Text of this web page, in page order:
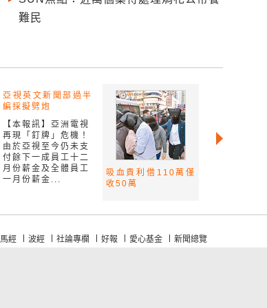
難民
亞視英文新聞部過半
編採擬劈炮
【本報訊】亞洲電視
再現「釘牌」危機！
由於亞視至今仍未支
付餘下一成員工十二
月份薪金及全體員工
一月份薪金...
吸血貴利借110萬僅
收50萬
馬經 波經 社論專欄 好報 愛心基金 新聞總覽